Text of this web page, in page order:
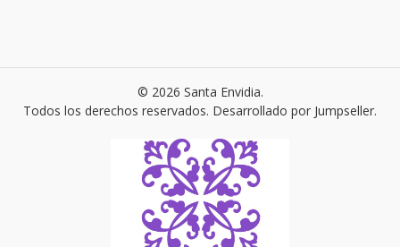
© 2026 Santa Envidia.
Todos los derechos reservados. Desarrollado por Jumpseller.